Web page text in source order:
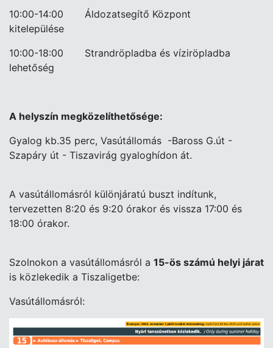
10:00-14:00 Áldozatsegítő Központ
kitelepülése
10:00-18:00 Strandröpladba és víziröpladba
lehetőség
A helyszín megközelíthetősége:
Gyalog kb.35 perc, Vasútállomás -Baross G.út -
Szapáry út - Tiszavirág gyaloghídon át.
A vasútállomásról különjáratú buszt indítunk,
tervezetten 8:20 és 9:20 órakor és vissza 17:00 és
18:00 órakor.
Szolnokon a vasútállomásról a 15-ös számú helyi járat
is közlekedik a Tiszaligetbe:
Vasútállomásról: